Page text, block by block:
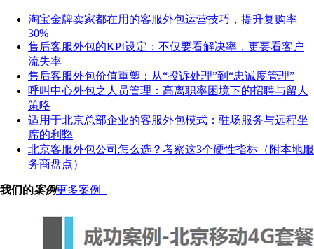
淘宝金牌卖家都在用的客服外包运营技巧，提升复购率
30%
售后客服外包的KPI设定：不仅要看解决率，更要看客户
流失率
售后客服外包价值重塑：从“投诉处理”到“忠诚度管理”
呼叫中心外包之人员管理：高离职率困境下的招聘与留人
策略
适用于北京总部企业的客服外包模式：驻场服务与远程坐
席的利弊
北京客服外包公司怎么选？考察这3个硬性指标（附本地服
务商盘点）
我们的案例更多案例+